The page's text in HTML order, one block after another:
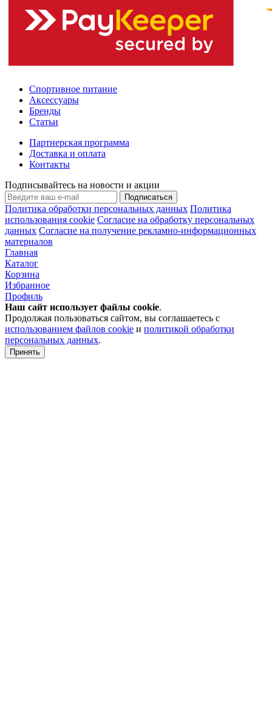
Спортивное питание
Аксессуары
Бренды
Статьи
Партнерская программа
Доставка и оплата
Контакты
Подписывайтесь на новости и акции
Подписаться
Политика обработки персональных данных Политика
использования cookie Согласие на обработку персональных
данных Согласие на получение рекламно-информационных
материалов
Главная
Каталог
Корзина
Избранное
Профиль
Наш сайт использует файлы cookie.
Продолжая пользоваться сайтом, вы соглашаетесь с
использованием файлов cookie и политикой обработки
персональных данных.
Принять